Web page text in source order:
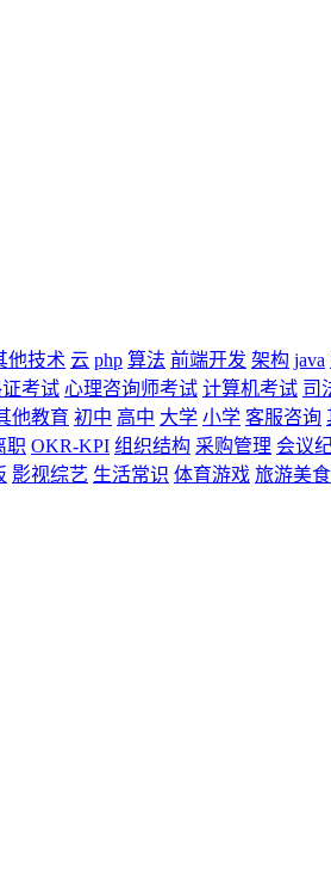
他技术 云 php 算法 前端开发 架构 java
考试 心理咨询师考试 计算机考试 司
他教育 初中 高中 大学 小学 客服咨询
职 OKR-KPI 组织结构 采购管理 会议
影视综艺 生活常识 体育游戏 旅游美食